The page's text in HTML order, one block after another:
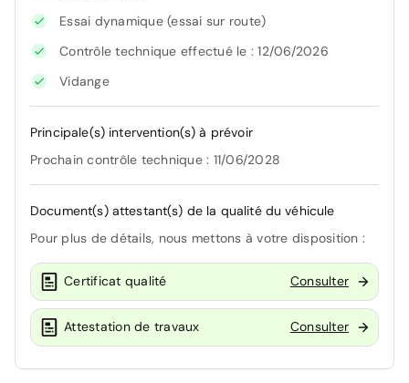
Essai dynamique (essai sur route)
Contrôle technique effectué le : 12/06/2026
Vidange
Principale(s) intervention(s) à prévoir
Prochain contrôle technique : 11/06/2028
Document(s) attestant(s) de la qualité du véhicule
Pour plus de détails, nous mettons à votre disposition :
Certificat qualité Consulter
Attestation de travaux Consulter